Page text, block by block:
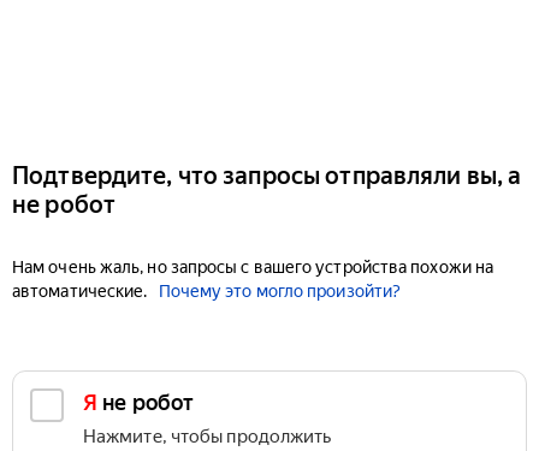
Подтвердите, что запросы отправляли вы, а
не робот
Нам очень жаль, но запросы с вашего устройства похожи на
автоматические.
Почему это могло произойти?
Я не робот
Нажмите, чтобы продолжить